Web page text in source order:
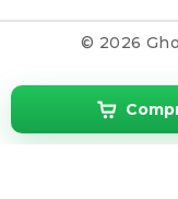
© 2026